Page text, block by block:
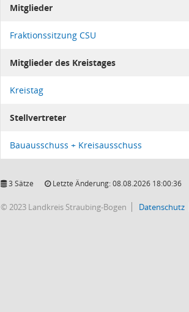
Mitglieder
Fraktionssitzung CSU
Mitglieder des Kreistages
Kreistag
Stellvertreter
Bauausschuss + Kreisausschuss
3 Sätze Letzte Änderung: 08.08.2026 18:00:36
© 2023 Landkreis Straubing-Bogen Datenschutz